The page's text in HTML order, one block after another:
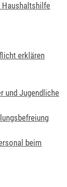
Haushaltshilfe
erklären
und Jugendliche
beim